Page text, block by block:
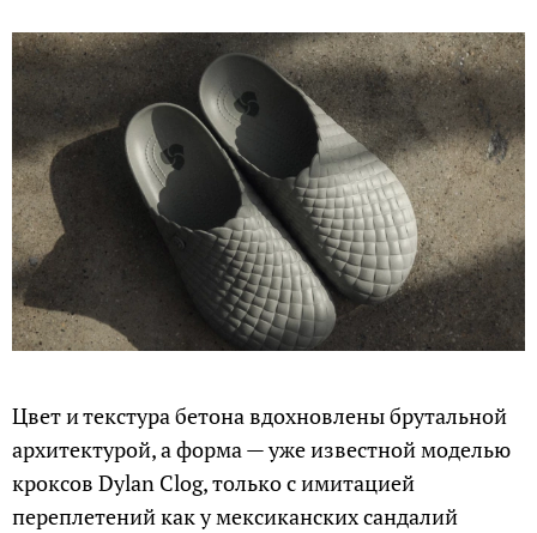
Цвет и текстура бетона вдохновлены брутальной
архитектурой, а форма — уже известной моделью
кроксов Dylan Clog, только с имитацией
переплетений как у мексиканских сандалий